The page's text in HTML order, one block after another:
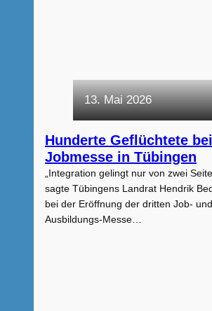
13. Mai 2026
Hunderte Geflüchtete bei
Jobmesse in Tübingen
„Integration gelingt nur von zwei
sagte Tübingens Landrat Hendrik
bei der Eröffnung der dritten Job- und
Ausbildungs-Messe…